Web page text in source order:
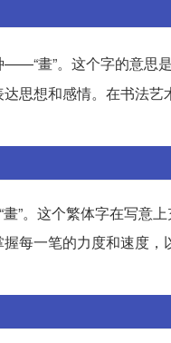
——“畫”。这个字的意思
思想和感情。在书法
”。这个繁体字在写意
每一笔的力度和速度